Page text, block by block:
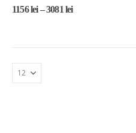
1156lei–3081 lei